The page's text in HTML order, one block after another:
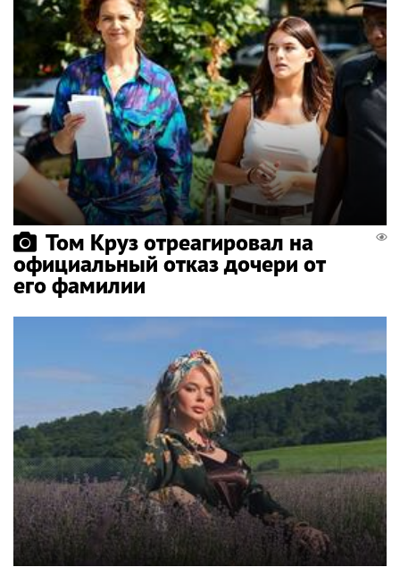
Том Круз отреагировал на
официальный отказ дочери от
его фамилии